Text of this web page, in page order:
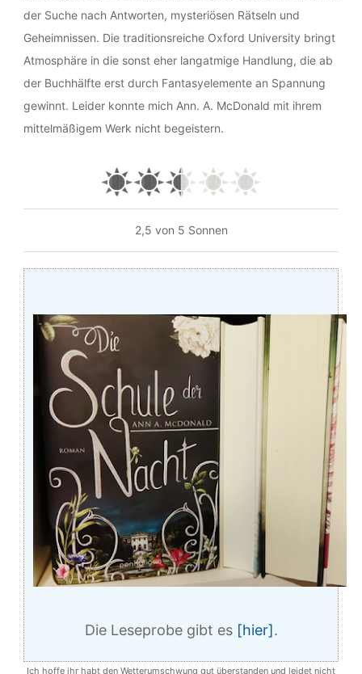
der Suche nach Antworten, mysteriösen Rätseln und
Geheimnissen. Die traditionsreiche Oxford University bringt
Atmosphäre in die sonst eher langatmige Handlung, die ab
der Buchhälfte erst durch Fantasyelemente an Spannung
gewinnt. Leider konnte mich Ann. A. McDonald mit ihrem
mittelmäßigem Werk nicht begeistern.
2,5 von 5 Sonnen
Die Leseprobe gibt es [hier].
Ich hoffe ihr habt den Wetterumschwung gut überstanden und leidet nicht